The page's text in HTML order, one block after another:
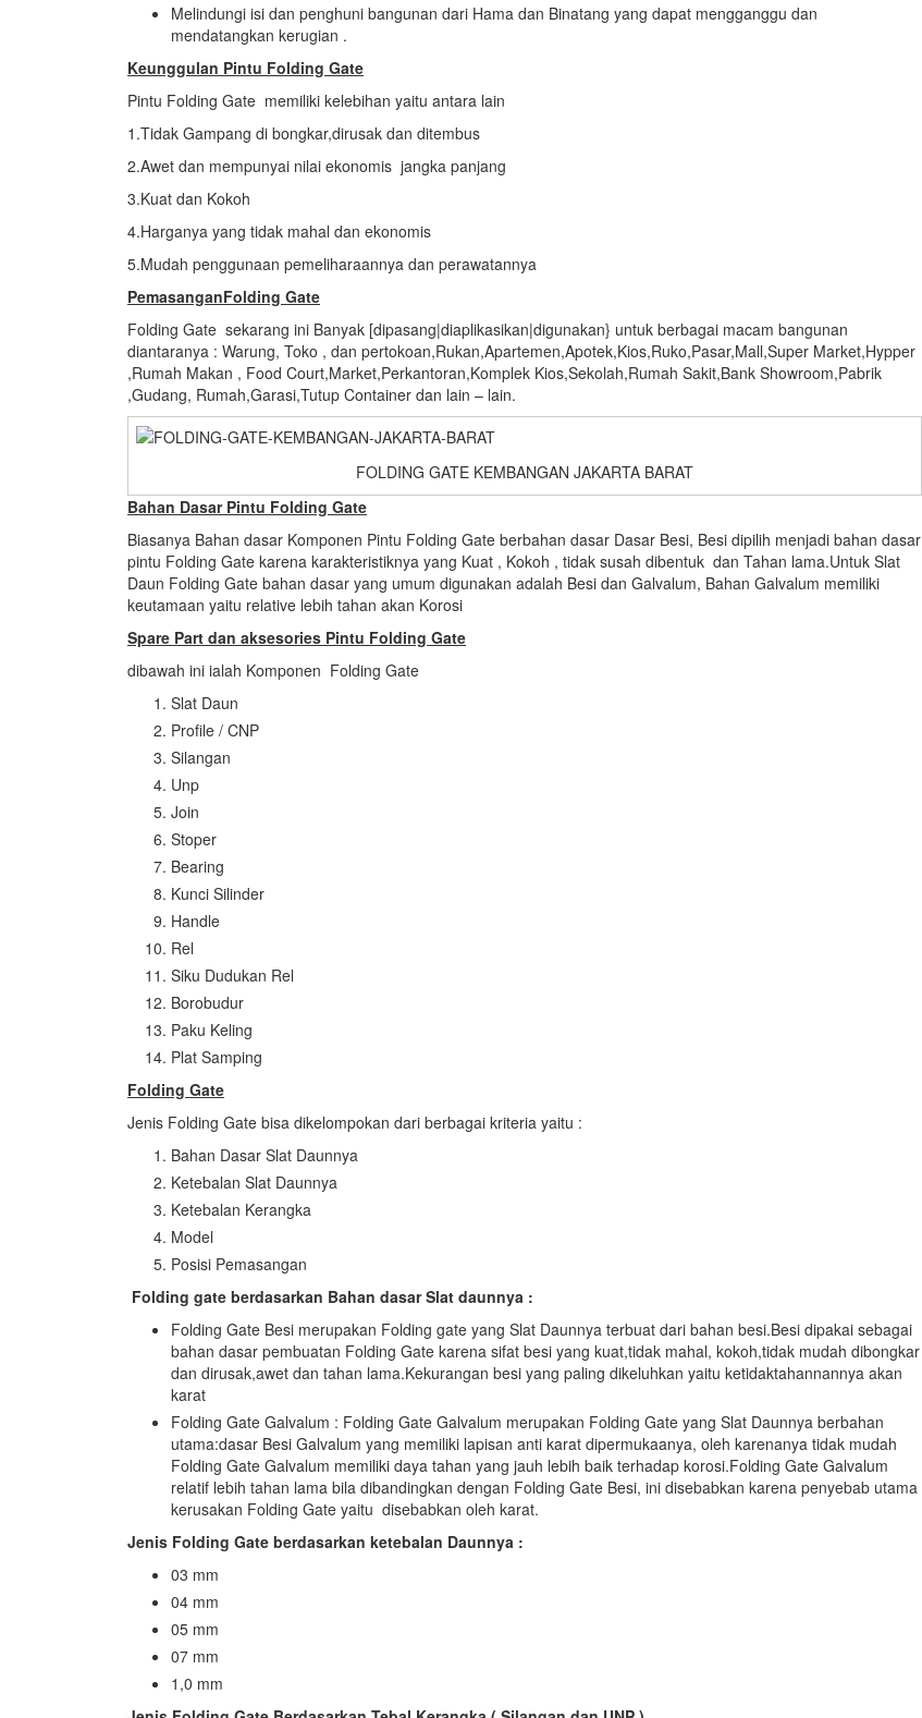
Melindungi isi dan penghuni bangunan dari Hama dan Binatang yang dapat mengganggu dan
mendatangkan kerugian .
Keunggulan Pintu Folding Gate
Pintu Folding Gate memiliki kelebihan yaitu antara lain
1.Tidak Gampang di bongkar,dirusak dan ditembus
2.Awet dan mempunyai nilai ekonomis jangka panjang
3.Kuat dan Kokoh
4.Harganya yang tidak mahal dan ekonomis
5.Mudah penggunaan pemeliharaannya dan perawatannya
PemasanganFolding Gate
Folding Gate sekarang ini Banyak [dipasang|diaplikasikan|digunakan} untuk berbagai macam bangunan
diantaranya : Warung, Toko , dan pertokoan,Rukan,Apartemen,Apotek,Kios,Ruko,Pasar,Mall,Super Market,Hypper
,Rumah Makan , Food Court,Market,Perkantoran,Komplek Kios,Sekolah,Rumah Sakit,Bank Showroom,Pabrik
,Gudang, Rumah,Garasi,Tutup Container dan lain – lain.
FOLDING GATE KEMBANGAN JAKARTA BARAT
Bahan Dasar Pintu Folding Gate
Biasanya Bahan dasar Komponen Pintu Folding Gate berbahan dasar Dasar Besi, Besi dipilih menjadi bahan dasar
pintu Folding Gate karena karakteristiknya yang Kuat , Kokoh , tidak susah dibentuk dan Tahan lama.Untuk Slat
Daun Folding Gate bahan dasar yang umum digunakan adalah Besi dan Galvalum, Bahan Galvalum memiliki
keutamaan yaitu relative lebih tahan akan Korosi
Spare Part dan aksesories Pintu Folding Gate
dibawah ini ialah Komponen Folding Gate
Slat Daun
Profile / CNP
Silangan
Unp
Join
Stoper
Bearing
Kunci Silinder
Handle
Rel
Siku Dudukan Rel
Borobudur
Paku Keling
Plat Samping
Folding Gate
Jenis Folding Gate bisa dikelompokan dari berbagai kriteria yaitu :
Bahan Dasar Slat Daunnya
Ketebalan Slat Daunnya
Ketebalan Kerangka
Model
Posisi Pemasangan
Folding gate berdasarkan Bahan dasar Slat daunnya :
Folding Gate Besi merupakan Folding gate yang Slat Daunnya terbuat dari bahan besi.Besi dipakai sebagai
bahan dasar pembuatan Folding Gate karena sifat besi yang kuat,tidak mahal, kokoh,tidak mudah dibongkar
dan dirusak,awet dan tahan lama.Kekurangan besi yang paling dikeluhkan yaitu ketidaktahannannya akan
karat
Folding Gate Galvalum : Folding Gate Galvalum merupakan Folding Gate yang Slat Daunnya berbahan
utama:dasar Besi Galvalum yang memiliki lapisan anti karat dipermukaanya, oleh karenanya tidak mudah
Folding Gate Galvalum memiliki daya tahan yang jauh lebih baik terhadap korosi.Folding Gate Galvalum
relatif lebih tahan lama bila dibandingkan dengan Folding Gate Besi, ini disebabkan karena penyebab utama
kerusakan Folding Gate yaitu disebabkan oleh karat.
Jenis Folding Gate berdasarkan ketebalan Daunnya :
03 mm
04 mm
05 mm
07 mm
1,0 mm